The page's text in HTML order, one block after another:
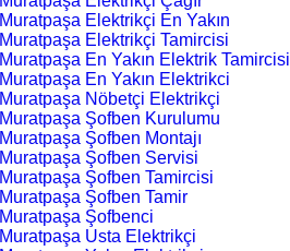
Muratpaşa Elektrikçi En Yakın
Muratpaşa Elektrikçi Tamircisi
Muratpaşa En Yakın Elektrik Tamircisi
Muratpaşa En Yakın Elektrikci
Muratpaşa Nöbetçi Elektrikçi
Muratpaşa Şofben Kurulumu
Muratpaşa Şofben Montajı
Muratpaşa Şofben Servisi
Muratpaşa Şofben Tamircisi
Muratpaşa Şofben Tamir
Muratpaşa Şofbenci
Muratpaşa Usta Elektrikçi